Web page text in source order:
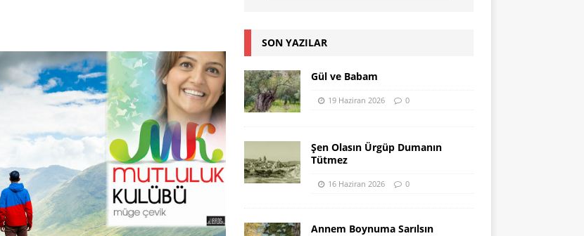
SON YAZILAR
Gül ve Babam
19 Haziran 2026 0
Şen Olasın Ürgüp Dumanın
Tütmez
16 Haziran 2026 0
Annem Boynuma Sarılsın